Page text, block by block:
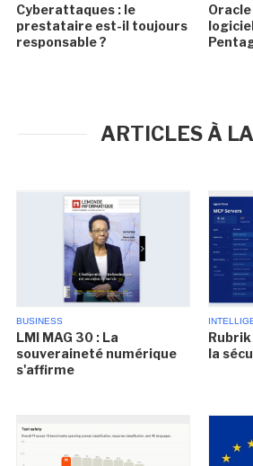
Cyberattaques : le
prestataire est-il toujours
responsable ?
ARTICLES À
BUSINESS
LMI MAG 30 : La
souveraineté numérique
s'affirme
la